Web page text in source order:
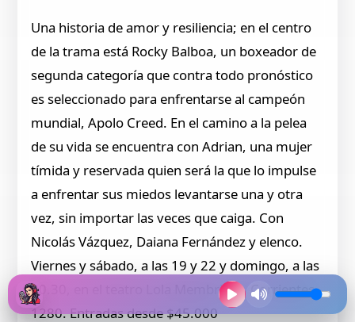
Una historia de amor y resiliencia; en el centro
de la trama está Rocky Balboa, un boxeador de
segunda categoría que contra todo pronóstico
es seleccionado para enfrentarse al campeón
mundial, Apolo Creed. En el camino a la pelea
de su vida se encuentra con Adrian, una mujer
tímida y reservada quien será la que lo impulse
a enfrentar sus miedos levantarse una y otra
vez, sin importar las veces que caiga. Con
Nicolás Vázquez, Daiana Fernández y elenco.
Viernes y sábado, a las 19 y 22 y domingo, a las
20.30, en el teatro Lola Membrives, Corrientes
1280. Entradas desde $45.000